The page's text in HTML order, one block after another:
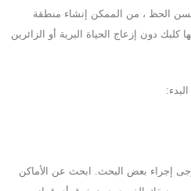
الحظ ، من الممكن إنشاء منطقة
دون إزعاج الحياة البرية أو الزائرين
إجراء بعض البحث. ابحث عن الأماكن